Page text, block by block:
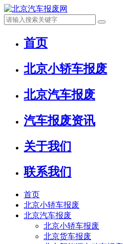
首页
北京小轿车报废
北京汽车报废
汽车报废资讯
关于我们
联系我们
首页
北京小轿车报废
北京汽车报废
北京小轿车报废
北京货车报废